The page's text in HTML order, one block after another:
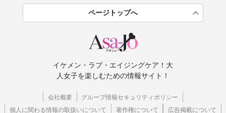
ページトップへ
イケメン・ラブ・エイジングケア！大
人女子を楽しむための情報サイト！
会社概要
グループ情報セキュリティポリシー
個人に関わる情報の取扱いについて
著作権について 広告掲載について